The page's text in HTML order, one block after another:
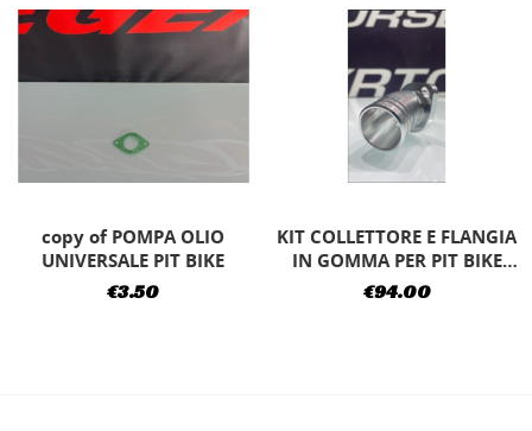
KIT COLLETTORE E FLANGIA
IN GOMMA PER PIT BIKE
XTREMA
€94.00
CARBURATORE REPLICA
MIKUNI PIT BIKE 26MM
€39.00